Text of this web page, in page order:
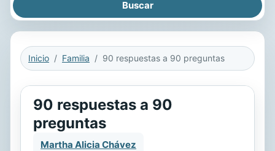
Inicio Familia 90 respuestas a 90 preguntas
90 respuestas a 90
preguntas
Martha Alicia Chávez